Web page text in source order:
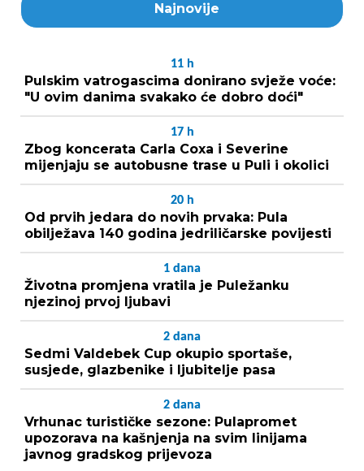
Najnovije
11 h
Pulskim vatrogascima donirano svježe voće:
"U ovim danima svakako će dobro doći"
17 h
Zbog koncerata Carla Coxa i Severine
mijenjaju se autobusne trase u Puli i okolici
20 h
Od prvih jedara do novih prvaka: Pula
obilježava 140 godina jedriličarske povijesti
1 dana
Životna promjena vratila je Puležanku
njezinoj prvoj ljubavi
2 dana
Sedmi Valdebek Cup okupio sportaše,
susjede, glazbenike i ljubitelje pasa
2 dana
Vrhunac turističke sezone: Pulapromet
upozorava na kašnjenja na svim linijama
javnog gradskog prijevoza